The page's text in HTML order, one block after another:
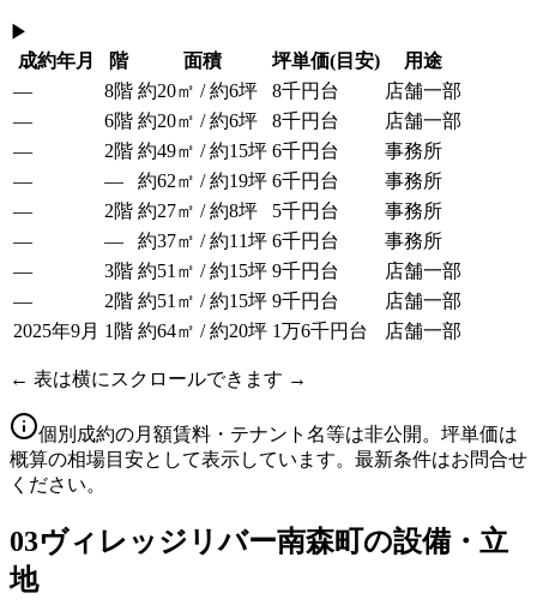
▶
成約年月
階 面積 坪単価(目安)
用途
—
8階 約20㎡ / 約6坪 8千円台
店舗一部
—
6階 約20㎡ / 約6坪 8千円台
店舗一部
—
2階 約49㎡ / 約15坪 6千円台
事務所
—
— 約62㎡ / 約19坪 6千円台
事務所
—
2階 約27㎡ / 約8坪 5千円台
事務所
—
— 約37㎡ / 約11坪 6千円台
事務所
—
3階 約51㎡ / 約15坪 9千円台
店舗一部
—
2階 約51㎡ / 約15坪 9千円台
店舗一部
2025年9月 1階 約64㎡ / 約20坪 1万6千円台 店舗一部
← 表は横にスクロールできます →
個別成約の月額賃料・テナント名等は非公開。坪単価は
概算の相場目安として表示しています。最新条件はお問合せ
ください。
03ヴィレッジリバー南森町の設備・立
地